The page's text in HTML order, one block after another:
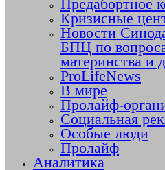
Предабортное
Кризисные
Новости
БПЦ по
материнства и
ProLifeNews
В мире
Пролайф-
Социальная
Особые люди
Пролайф
Аналитика